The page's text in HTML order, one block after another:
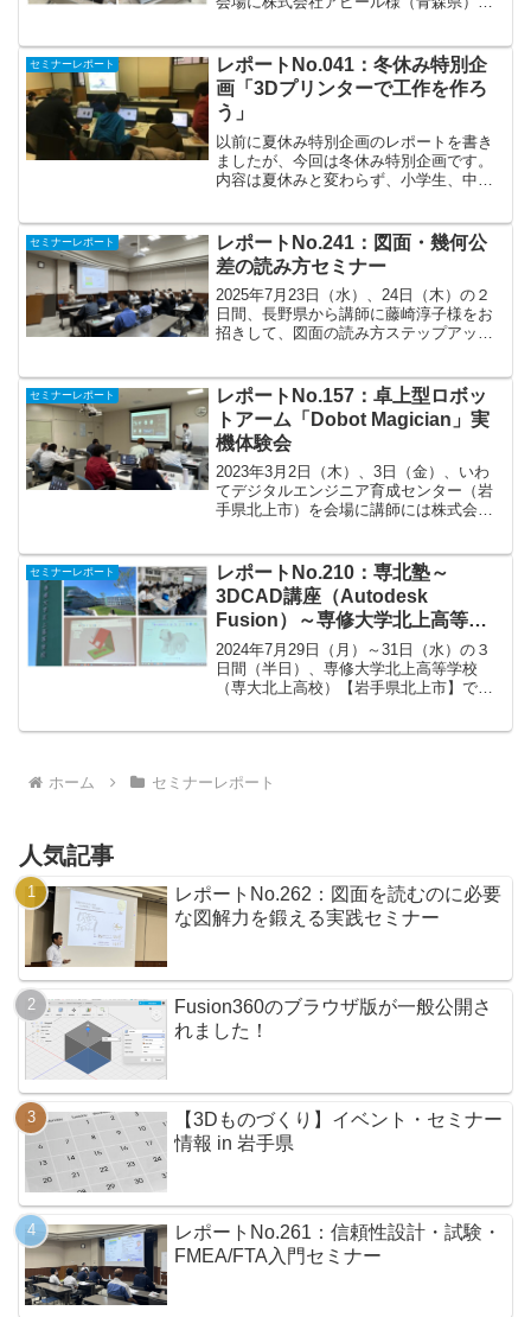
と3Dスキャナ、3Dプリンタに関するセミ
ナーを開催...
セミナーレポート
レポートNo.041：冬休み特別企
画「3Dプリンターで工作を作ろ
う」
以前に夏休み特別企画のレポートを書き
ましたが、今回は冬休み特別企画です。
内容は夏休みと変わらず、小学生、中学
うという企画です。平成30年１月10日
（水）、場所は今...
セミナーレポート
レポートNo.241：図面・幾何公
差の読み方セミナー
2025年7月23日（水）、24日（木）の２
日間、長野県から講師に藤崎淳子様をお
招きして、図面の読み方ステップアップ
する専門用語や意味を知ることができる
だけではなく、材...
セミナーレポート
レポートNo.157：卓上型ロボッ
トアーム「Dobot Magician」実
機体験会
2023年3月2日（木）、3日（金）、いわ
てデジタルエンジニア育成センター（岩
手県北上市）を会場に講師には株式会社
けた卓上型ロボットアーム実機体験会を
開催しました...
セミナーレポート
レポートNo.210：専北塾～
3DCAD講座（Autodesk
Fusion）～専修大学北上高等学
校
2024年7月29日（月）～31日（水）の３
日間（半日）、専修大学北上高等学校
（専大北上高校）【岩手県北上市】で開
ホーム
セミナーレポート
人気記事
レポートNo.262：図面を読むのに必要
な図解力を鍛える実践セミナー
Fusion360のブラウザ版が一般公開さ
れました！
【3Dものづくり】イベント・セミナー
情報 in 岩手県
レポートNo.261：信頼性設計・試験・
FMEA/FTA入門セミナー